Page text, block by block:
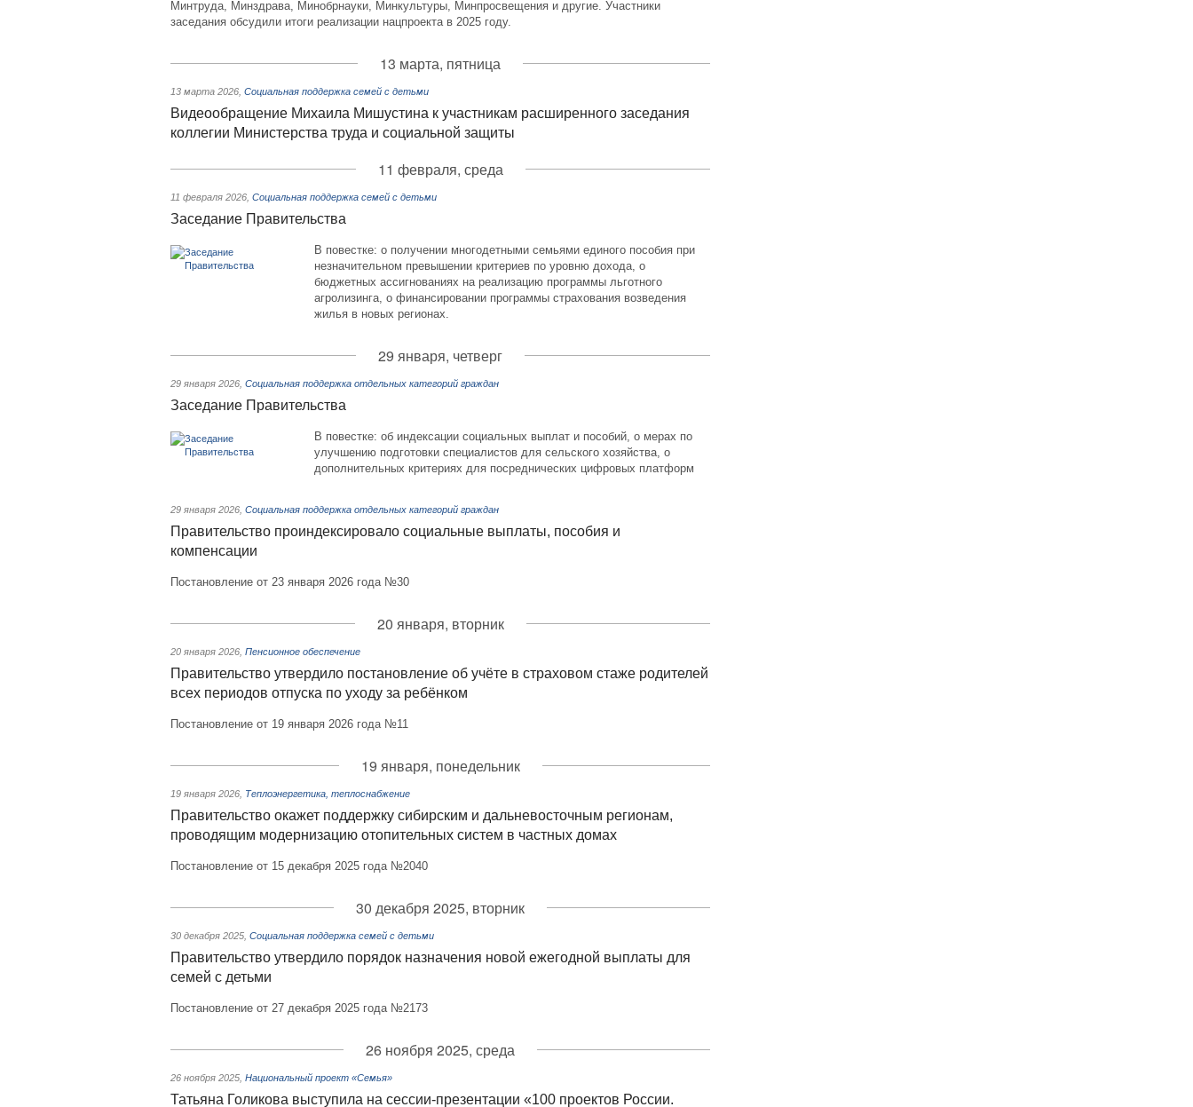
Минтруда, Минздрава, Минобрнауки, Минкультуры, Минпросвещения и другие. Участники
заседания обсудили итоги реализации нацпроекта в 2025 году.
13 марта, пятница
13 марта 2026 Социальная поддержка семей с детьми
Видеообращение Михаила Мишустина к участникам расширенного заседания
коллегии Министерства труда и социальной защиты
11 февраля, среда
11 февраля 2026 Социальная поддержка семей с детьми
Заседание Правительства
В повестке: о получении многодетными семьями единого пособия при
незначительном превышении критериев по уровню дохода, о
бюджетных ассигнованиях на реализацию программы льготного
агролизинга, о финансировании программы страхования возведения
жилья в новых регионах.
29 января, четверг
29 января 2026 Социальная поддержка отдельных категорий граждан
Заседание Правительства
В повестке: об индексации социальных выплат и пособий, о мерах по
улучшению подготовки специалистов для сельского хозяйства, о
дополнительных критериях для посреднических цифровых платформ
29 января 2026 Социальная поддержка отдельных категорий граждан
Правительство проиндексировало социальные выплаты, пособия и
компенсации
Постановление от 23 января 2026 года №30
20 января, вторник
20 января 2026 Пенсионное обеспечение
Правительство утвердило постановление об учёте в страховом стаже родителей
всех периодов отпуска по уходу за ребёнком
Постановление от 19 января 2026 года №11
19 января, понедельник
19 января 2026 Теплоэнергетика, теплоснабжение
Правительство окажет поддержку сибирским и дальневосточным регионам,
проводящим модернизацию отопительных систем в частных домах
Постановление от 15 декабря 2025 года №2040
30 декабря 2025, вторник
30 декабря 2025 Социальная поддержка семей с детьми
Правительство утвердило порядок назначения новой ежегодной выплаты для
семей с детьми
Постановление от 27 декабря 2025 года №2173
26 ноября 2025, среда
26 ноября 2025 Национальный проект «Семья»
Татьяна Голикова выступила на сессии-презентации «100 проектов России.